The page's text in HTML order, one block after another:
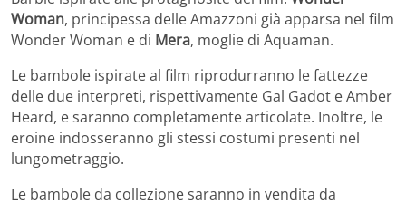
Woman, principessa delle Amazzoni già apparsa nel film
Wonder Woman e di Mera, moglie di Aquaman.
Le bambole ispirate al film riprodurranno le fattezze
delle due interpreti, rispettivamente Gal Gadot e Amber
Heard, e saranno completamente articolate. Inoltre, le
eroine indosseranno gli stessi costumi presenti nel
lungometraggio.
Le bambole da collezione saranno in vendita da